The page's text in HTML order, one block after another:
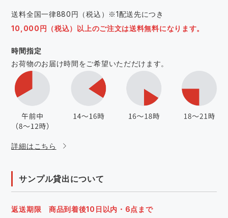
送料全国一律880円（税込）※1配送先につき
10,000円（税込）以上のご注文は送料無料になります。
時間指定
お荷物のお届け時間をご希望いただだけます。
詳細はこちら
サンプル貸出について
返送期限 商品到着後10日以内・6点まで